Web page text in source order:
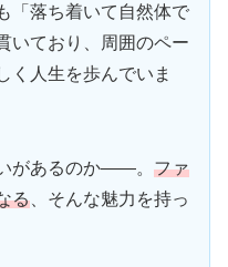
「落ち着いて自然体で
いており、周囲のペー
く人生を歩んでいま
があるのか――。 ファ
る 、そんな魅力を持っ